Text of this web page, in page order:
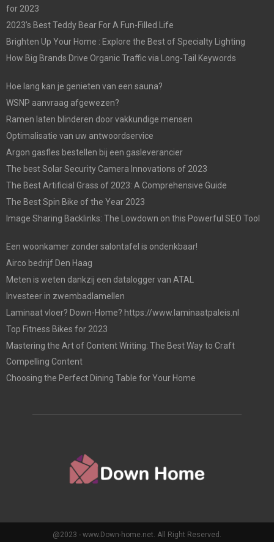
for 2023
2023’s Best Teddy Bear For A Fun-Filled Life
Brighten Up Your Home : Explore the Best of Specialty Lighting
How Big Brands Drive Organic Traffic via Long-Tail Keywords
Hoe lang kan je genieten van een sauna?
WSNP aanvraag afgewezen?
Ramen laten blinderen door vakkundige mensen
Optimalisatie van uw antwoordservice
Argon gasfles bestellen bij een gasleverancier
The best Solar Security Camera Innovations of 2023
The Best Artificial Grass of 2023: A Comprehensive Guide
The Best Spin Bike of the Year 2023
Image Sharing Backlinks: The Lowdown on this Powerful SEO Tool
Een woonkamer zonder salontafel is ondenkbaar!
Airco bedrijf Den Haag
Meten is weten dankzij een datalogger van ATAL
Investeer in zwembadlamellen
Laminaat vloer? Down-Home? https://www.laminaatpaleis.nl
Top Fitness Bikes for 2023
Mastering the Art of Content Writing: The Best Way to Craft
Compelling Content
Choosing the Perfect Dining Table for Your Home
@2023 - www.Down-home.net. All Right Reserved.